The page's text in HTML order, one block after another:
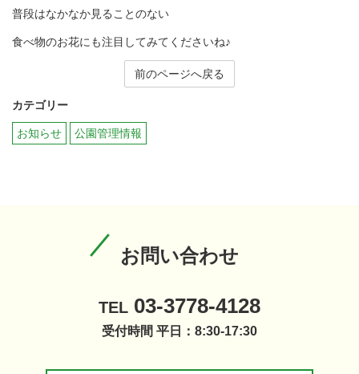
普段はなかなか見ることのない
食べ物のお花にも注目してみてくださいね♪
前のページへ戻る
カテゴリー
お知らせ 公園管理情報
お問い合わせ
TEL 03-3778-4128
受付時間 平日：8:30-17:30